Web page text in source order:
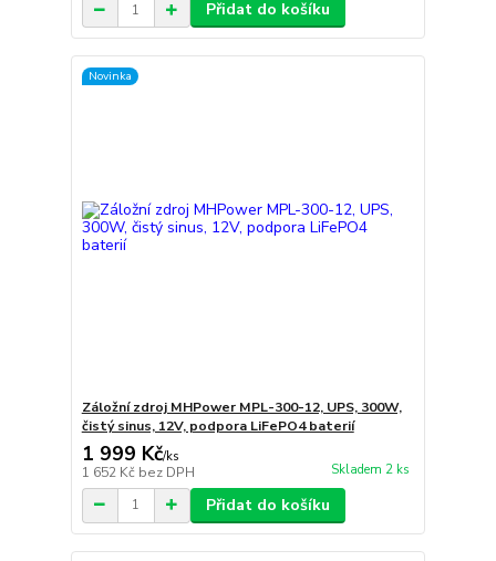
Přidat do košíku
Novinka
Záložní zdroj MHPower MPL-300-12, UPS, 300W,
čistý sinus, 12V, podpora LiFePO4 baterií
1 999 Kč/ks
1 652 Kč bez DPH Skladem 2 ks
Přidat do košíku